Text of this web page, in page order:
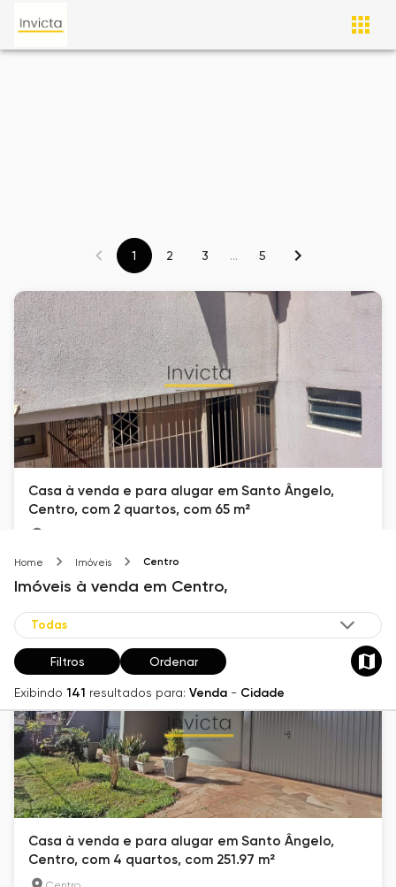
Home Imóveis Centro
Imóveis à venda em Centro,
Filtros Ordenar
Exibindo 141 resultados para: Venda - Cidade
1 2 3 ... 5
Casa à venda e para alugar em Santo Ângelo,
Centro, com 2 quartos, com 65 m²
65 m² 2
R$ 140.000
Casa à venda e para alugar em Santo Ângelo,
Centro, com 4 quartos, com 251.97 m²